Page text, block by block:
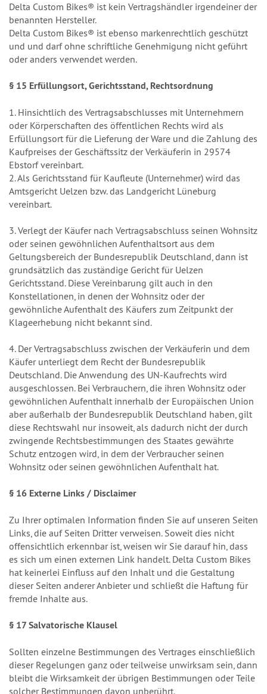
Delta Custom Bikes® ist kein Vertragshändler irgendeiner der
benannten Hersteller.
Delta Custom Bikes® ist ebenso markenrechtlich geschützt
und und darf ohne schriftliche Genehmigung nicht geführt
oder anders verwendet werden.
§ 15 Erfüllungsort, Gerichtsstand, Rechtsordnung
1. Hinsichtlich des Vertragsabschlusses mit Unternehmern
oder Körperschaften des öffentlichen Rechts wird als
Erfüllungsort für die Lieferung der Ware und die Zahlung des
Kaufpreises der Geschäftssitz der Verkäuferin in 29574
Ebstorf vereinbart.
2. Als Gerichtsstand für Kaufleute (Unternehmer) wird das
Amtsgericht Uelzen bzw. das Landgericht Lüneburg
vereinbart.
3. Verlegt der Käufer nach Vertragsabschluss seinen Wohnsitz
oder seinen gewöhnlichen Aufenthaltsort aus dem
Geltungsbereich der Bundesrepublik Deutschland, dann ist
grundsätzlich das zuständige Gericht für Uelzen
Gerichtsstand. Diese Vereinbarung gilt auch in den
Konstellationen, in denen der Wohnsitz oder der
gewöhnliche Aufenthalt des Käufers zum Zeitpunkt der
Klageerhebung nicht bekannt sind.
4. Der Vertragsabschluss zwischen der Verkäuferin und dem
Käufer unterliegt dem Recht der Bundesrepublik
Deutschland. Die Anwendung des UN-Kaufrechts wird
ausgeschlossen. Bei Verbrauchern, die ihren Wohnsitz oder
gewöhnlichen Aufenthalt innerhalb der Europäischen Union
aber außerhalb der Bundesrepublik Deutschland haben, gilt
diese Rechtswahl nur insoweit, als dadurch nicht der durch
zwingende Rechtsbestimmungen des Staates gewährte
Schutz entzogen wird, in dem der Verbraucher seinen
Wohnsitz oder seinen gewöhnlichen Aufenthalt hat.
§ 16 Externe Links / Disclaimer
Zu Ihrer optimalen Information finden Sie auf unseren Seiten
Links, die auf Seiten Dritter verweisen. Soweit dies nicht
offensichtlich erkennbar ist, weisen wir Sie darauf hin, dass
es sich um einen externen Link handelt. Delta Custom Bikes
hat keinerlei Einfluss auf den Inhalt und die Gestaltung
dieser Seiten anderer Anbieter und schließt die Haftung für
fremde Inhalte aus.
§ 17 Salvatorische Klausel
Sollten einzelne Bestimmungen des Vertrages einschließlich
dieser Regelungen ganz oder teilweise unwirksam sein, dann
bleibt die Wirksamkeit der übrigen Bestimmungen oder Teile
solcher Bestimmungen davon unberührt.